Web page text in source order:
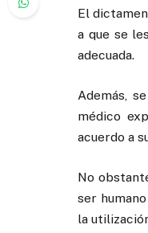
El
a que se
adecuada.
Además,
médico
acuerdo a
No
ser
la